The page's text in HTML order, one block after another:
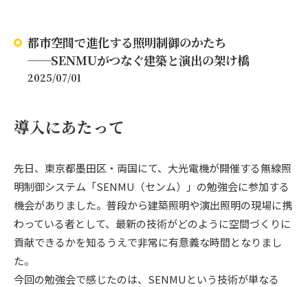
都市空間で進化する照明制御のかたち
──SENMUがつなぐ建築と演出の架け橋
2025/07/01
導入にあたって
先日、東京都墨田区・両国にて、大光電機が開催する無線照
明制御システム「SENMU（センム）」の勉強会に参加する
機会がありました。普段から建築照明や演出照明の現場に携
わっている者として、最新の技術がどのように空間づくりに
貢献できるかを知るうえで非常に有意義な時間となりまし
た。
今回の勉強会で感じたのは、SENMUという技術が単なる